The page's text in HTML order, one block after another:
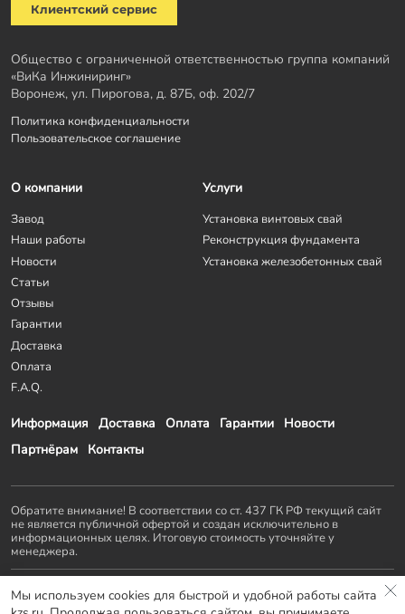
Клиентский сервис
Общество с ограниченной ответственностью группа компаний
«ВиКа Инжиниринг»
Воронеж, ул. Пирогова, д. 87Б, оф. 202/7
Политика конфиденциальности
Пользовательское соглашение
Информация Доставка Оплата Гарантии
Новости
Партнёрам
Контакты
О компании
Завод
Наши работы
Новости
Статьи
Отзывы
Гарантии
Доставка
Оплата
F.A.Q.
Услуги
Установка винтовых свай
Реконструкция фундамента
Установка железобетонных свай
Обратите внимание! В соответствии со ст. 437 ГК РФ текущий сайт
не является публичной офертой и создан исключительно в
информационных целях. Итоговую стоимость уточняйте у
менеджера.
Остальные проекты KZS GROUP
Домостроение
Заборы и ворота Септики Террасы
Мы используем cookies для быстрой и удобной работы сайта